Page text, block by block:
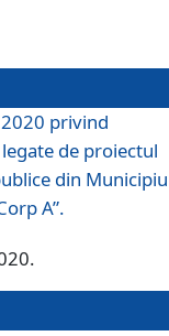
privind
de proiectul
din
A”.